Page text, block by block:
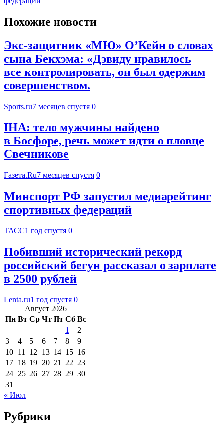
Похожие новости
Экс-защитник «МЮ» О’Кейн о словах
сына Бекхэма: «Дэвиду нравилось
все контролировать, он был одержим
совершенством.
Sports.ru7 месяцев спустя 0
IHA: тело мужчины найдено
в Босфоре, речь может идти о пловце
Свечникове
Газета.Ru7 месяцев спустя 0
Минспорт РФ запустил медиарейтинг
спортивных федераций
ТАСС1 год спустя 0
Побивший исторический рекорд
российский бегун рассказал о зарплате
в 2500 рублей
Lenta.ru1 год спустя 0
Август 2026
Пн Вт Ср Чт Пт Сб Вс
1
2
3
4 5 6 7 8
9
10 11 12 13 14 15 16
17 18 19 20 21 22 23
24 25 26 27 28 29 30
31
« Июл
Рубрики